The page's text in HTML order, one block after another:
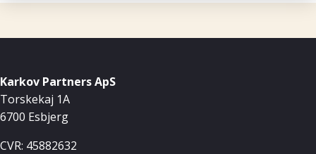
Karkov Partners ApS
Torskekaj 1A
6700 Esbjerg
CVR: 45882632